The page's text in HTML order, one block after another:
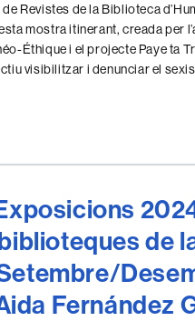
de Revistes de la Biblioteca
mostra itinerant, creada per
Éthique i el projecte Paye ta
visibilitzar i denunciar el
de
Fernández